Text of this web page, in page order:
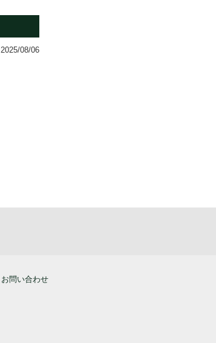
2025/08/06
お問い合わせ